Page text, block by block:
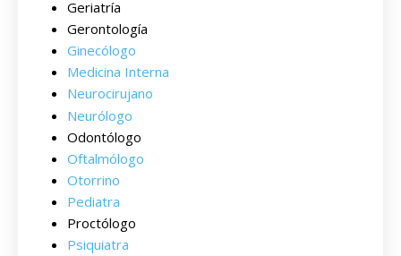
Geriatría
Gerontología
Ginecólogo
Medicina Interna
Neurocirujano
Neurólogo
Odontólogo
Oftalmólogo
Otorrino
Pediatra
Proctólogo
Psiquiatra